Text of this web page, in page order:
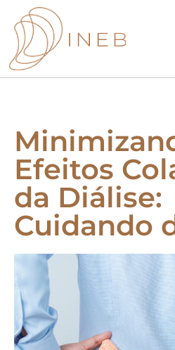
Efeitos
da Diálise:
Cuidando